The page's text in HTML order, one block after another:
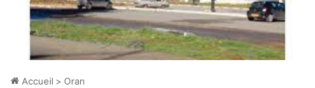
Accueil > Oran